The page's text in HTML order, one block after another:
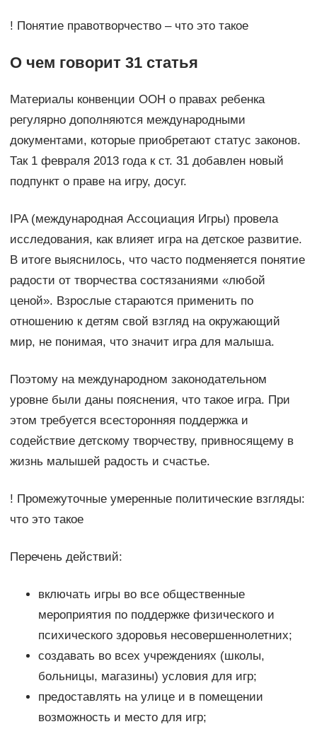
! Понятие правотворчество – что это такое
О чем говорит 31 статья
Материалы конвенции ООН о правах ребенка
регулярно дополняются международными
документами, которые приобретают статус законов.
Так 1 февраля 2013 года к ст. 31 добавлен новый
подпункт о праве на игру, досуг.
IPA (международная Ассоциация Игры) провела
исследования, как влияет игра на детское развитие.
В итоге выяснилось, что часто подменяется понятие
радости от творчества состязаниями «любой
ценой». Взрослые стараются применить по
отношению к детям свой взгляд на окружающий
мир, не понимая, что значит игра для малыша.
Поэтому на международном законодательном
уровне были даны пояснения, что такое игра. При
этом требуется всесторонняя поддержка и
содействие детскому творчеству, привносящему в
жизнь малышей радость и счастье.
! Промежуточные умеренные политические взгляды:
что это такое
Перечень действий:
включать игры во все общественные
мероприятия по поддержке физического и
психического здоровья несовершеннолетних;
создавать во всех учреждениях (школы,
больницы, магазины) условия для игр;
предоставлять на улице и в помещении
возможность и место для игр;